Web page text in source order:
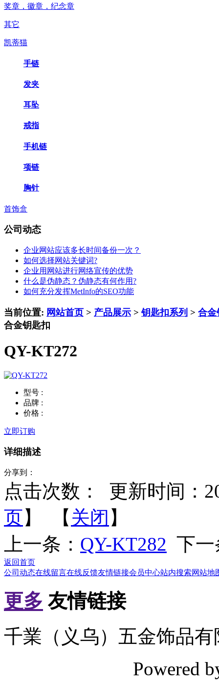
奖章，徽章，纪念章
其它
凯蒂猫
手链
发夹
耳坠
戒指
手机链
项链
胸针
首饰盒
公司动态
企业网站应该多长时间备份一次？
如何选择网站关键词?
企业用网站进行网络宣传的优势
什么是伪静态？伪静态有何作用?
如何充分发挥MetInfo的SEO功能
当前位置: 网站首页 > 产品展示 >钥匙扣系列 > 合金
合金钥匙扣
QY-KT272
型号 :
品牌 :
价格 :
立即订购
详细描述
分享到：
点击次数：
更新时间：
页】 【 关闭 】
上一条： QY-KT282 下
返回首页
公司动态在线留言在线反馈友情链接会员中心站内搜索网站地
更多 友情链接
千業（义乌）五金饰品
Powered